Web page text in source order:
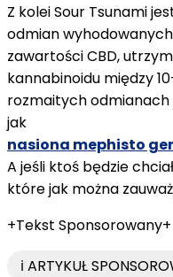
Z kolei Sour Tsunami
odmian
zawartości CBD,
kannabinoidu między
rozmaitych
jak
nasiona mephisto
A jeśli ktoś będzie
które jak można
+Tekst Sponsorowany+
ℹ️ ARTYKUŁ